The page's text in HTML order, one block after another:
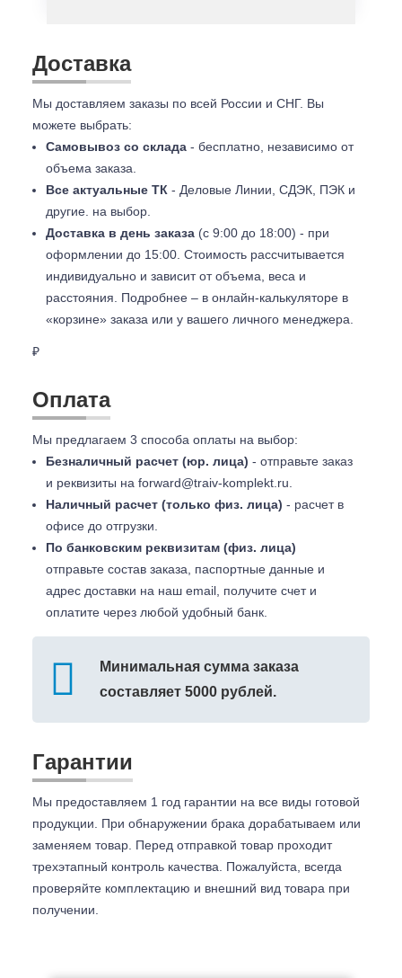
Доставка
Мы доставляем заказы по всей России и СНГ. Вы
можете выбрать:
Самовывоз со склада - бесплатно, независимо от
объема заказа.
Все актуальные ТК - Деловые Линии, СДЭК, ПЭК и
другие. на выбор.
Доставка в день заказа (с 9:00 до 18:00) - при
оформлении до 15:00. Стоимость рассчитывается
индивидуально и зависит от объема, веса и
расстояния. Подробнее – в онлайн-калькуляторе в
«корзине» заказа или у вашего личного менеджера.
₽
Оплата
Мы предлагаем 3 способа оплаты на выбор:
Безналичный расчет (юр. лица) - отправьте заказ
и реквизиты на forward@traiv-komplekt.ru
Наличный расчет (только физ. лица) - расчет в
офисе до отгрузки.
По банковским реквизитам (физ. лица)
отправьте состав заказа, паспортные данные и
адрес доставки на наш email, получите счет и
оплатите через любой удобный банк.
Минимальная сумма заказа
составляет 5000 рублей.
Гарантии
Мы предоставляем 1 год гарантии на все виды готовой
продукции. При обнаружении брака дорабатываем или
заменяем товар. Перед отправкой товар проходит
трехэтапный контроль качества. Пожалуйста, всегда
проверяйте комплектацию и внешний вид товара при
получении.